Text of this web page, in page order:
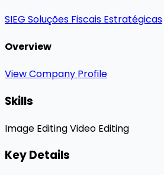
SIEG Soluções Fiscais Estratégicas
Overview
View Company Profile
Skills
Image EditingVideo Editing
Key Details